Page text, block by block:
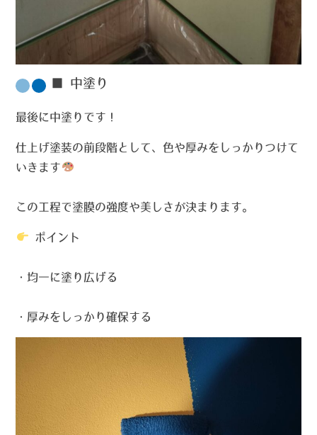
■ 中塗り
最後に中塗りです！
仕上げ塗装の前段階として、色や厚みをしっかりつけて
いきます
この工程で塗膜の強度や美しさが決まります。
ポイント
・均一に塗り広げる
・厚みをしっかり確保する